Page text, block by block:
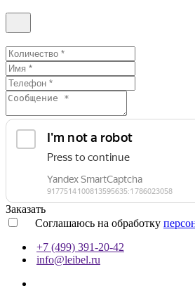
Заказать
Соглашаюсь на обработку
+7 (499) 391-20-42
info@leibel.ru